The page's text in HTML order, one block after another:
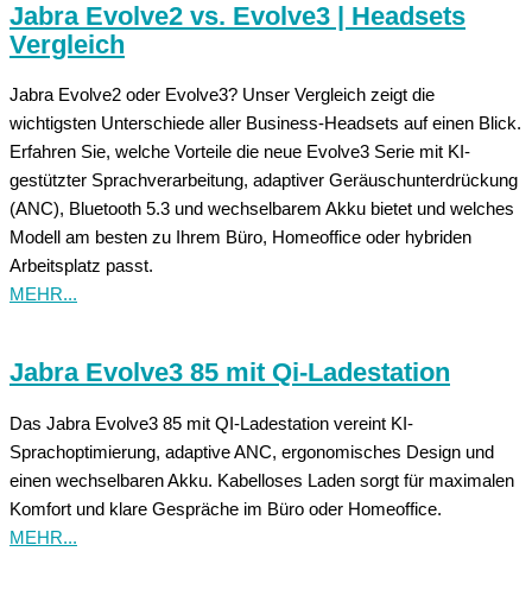
Jabra Evolve2 vs. Evolve3 | Headsets
Vergleich
Jabra Evolve2 oder Evolve3? Unser Vergleich zeigt die
wichtigsten Unterschiede aller Business-Headsets auf einen Blick.
Erfahren Sie, welche Vorteile die neue Evolve3 Serie mit KI-
gestützter Sprachverarbeitung, adaptiver Geräuschunterdrückung
(ANC), Bluetooth 5.3 und wechselbarem Akku bietet und welches
Modell am besten zu Ihrem Büro, Homeoffice oder hybriden
Arbeitsplatz passt.
MEHR...
Jabra Evolve3 85 mit Qi-Ladestation
Das Jabra Evolve3 85 mit QI-Ladestation vereint KI-
Sprachoptimierung, adaptive ANC, ergonomisches Design und
einen wechselbaren Akku. Kabelloses Laden sorgt für maximalen
Komfort und klare Gespräche im Büro oder Homeoffice.
MEHR...